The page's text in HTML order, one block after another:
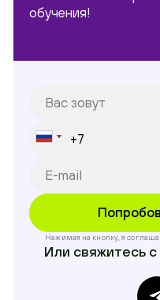
обучения!
Нажимая на кнопку, я
Или свяжитесь